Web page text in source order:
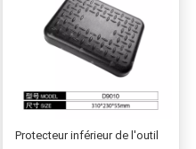
Protecteur inférieur de l'outil